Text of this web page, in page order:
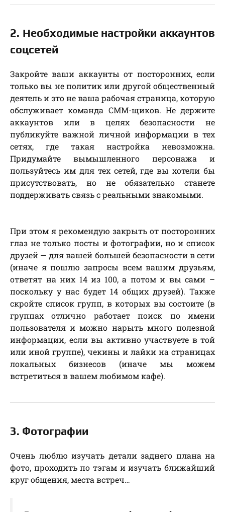
2. Необходимые настройки аккаунтов
соцсетей
Закройте ваши аккаунты от посторонних, если
только вы не политик или другой общественный
деятель и это не ваша рабочая страница, которую
обслуживает команда СММ-щиков. Не держите
аккаунтов или в целях безопасности не
публикуйте важной личной информации в тех
сетях, где такая настройка невозможна.
Придумайте вымышленного персонажа и
пользуйтесь им для тех сетей, где вы хотели бы
присутствовать, но не обязательно станете
поддерживать связь с реальными знакомыми.
При этом я рекомендую закрыть от посторонних
глаз не только посты и фотографии, но и список
друзей — для вашей большей безопасности в сети
(иначе я пошлю запросы всем вашим друзьям,
ответят на них 14 из 100, а потом и вы сами –
поскольку у нас будет 14 общих друзей). Также
скройте список групп, в которых вы состоите (в
группах отлично работает поиск по имени
пользователя и можно нарыть много полезной
информации, если вы активно участвуете в той
или иной группе), чекины и лайки на страницах
локальных бизнесов (иначе мы можем
встретиться в вашем любимом кафе).
3. Фотографии
Очень люблю изучать детали заднего плана на
фото, проходить по тэгам и изучать ближайший
круг общения, места встреч…